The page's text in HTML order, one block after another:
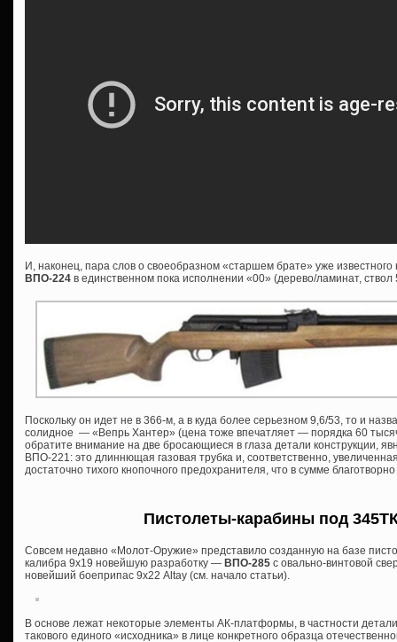
И, наконец, пара слов о своеобразном «старшем брате» уже
ВПО-224 в единственном пока исполнении «00» (дерево/ламинат,
Поскольку он идет не в 366-м, а в куда более серьезном 9,6/53, то и
солидное — «Вепрь Хантер» (цена тоже впечатляет — порядка 60
обратите внимание на две бросающиеся в глаза детали конструкции,
ВПО-221: это длиннющая газовая трубка и, соответственно,
достаточно тихого кнопочного предохранителя, что в сумме
Пистолеты-карабины под
Совсем недавно «Молот-Оружие» представило созданную на базе
калибра 9х19 новейшую разработку — ВПО-285 с овально-винтовой
новейший боеприпас 9х22 Altay (см. начало статьи).
В основе лежат некоторые элементы АК-платформы, в частности
такового единого «исходника» в лице конкретного образца